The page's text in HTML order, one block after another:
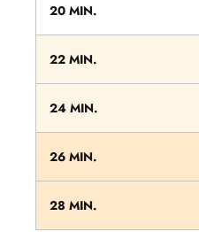
20 MIN.
22 MIN.
24 MIN.
26 MIN.
28 MIN.